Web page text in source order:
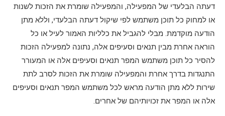
דעתה הבלעדי של המפעילה, והמפעילה שומרת את הזכות לשנות
או למחוק כל תוכן משתמש לפי שיקול דעתה הבלעדי, וללא מתן
הודעה מוקדמת. מבלי להגביל את כלליות האמור לעיל או כל
הוראה אחרת מבין תנאים וסעיפים אלה, נתונה למפעילה הזכות
להסיר כל תוכן משתמש המפר תנאים וסעיפים אלה או המעורר
התנגדות בדרך אחרת והמפעילה שומרת את הזכות לסרב לתת
שירות ללא מתן הודעה מראש לכל משתמש המפר תנאים וסעיפים
אלה או המפר את זכויותיהם של אחרים.